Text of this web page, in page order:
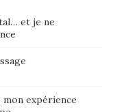
et je ne
mon expérience